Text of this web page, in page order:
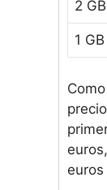
2 GB
1 GB